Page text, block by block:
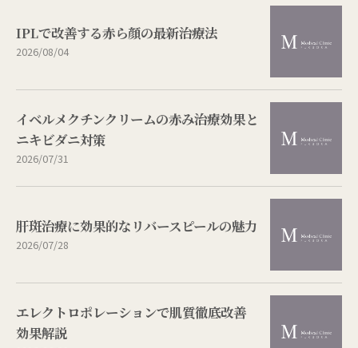
IPLで改善する赤ら顔の最新治療法
2026/08/04
イベルメクチンクリームの赤み治療効果と
ニキビダニ対策
2026/07/31
肝斑治療に効果的なリバースピールの魅力
2026/07/28
エレクトロポレーションで肌質徹底改善
効果解説